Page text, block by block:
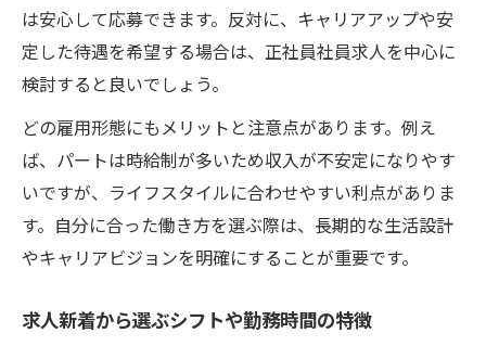
は安心して応募できます。反対に、キャリアアップや安
定した待遇を希望する場合は、正社員社員求人を中心に
検討すると良いでしょう。
どの雇用形態にもメリットと注意点があります。例え
ば、パートは時給制が多いため収入が不安定になりやす
いですが、ライフスタイルに合わせやすい利点がありま
す。自分に合った働き方を選ぶ際は、長期的な生活設計
やキャリアビジョンを明確にすることが重要です。
求人新着から選ぶシフトや勤務時間の特徴